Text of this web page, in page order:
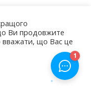
OnePress
Ви продовжите
вважати, що Вас це